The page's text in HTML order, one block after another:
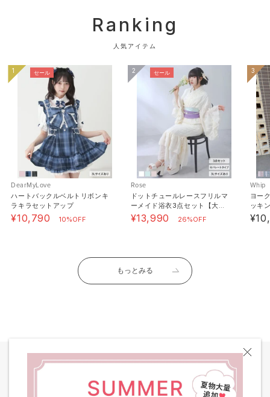
Ranking
人気アイテム
1 セール
DearMyLove
ハートバックルベルトリボンキ
ラキラセットアップ
¥10,790 10%OFF
2 セール
Rose
ドットチュールレースフリルマ
ーメイド浴衣3点セット【大き
いサイズあり】
¥13,990 26%OFF
3
Whip
ヨー
ッキ
6L】
もっとみる